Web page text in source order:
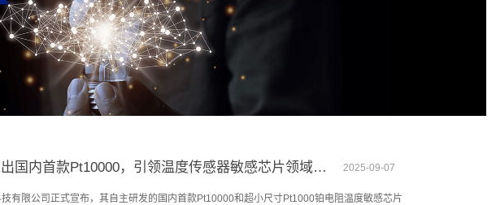
砺芯慧感重磅推出国内首款Pt10000，引领温度传感器敏感芯片领域创新变革 2025-09-07
有限公司正式宣布，其自主研发的国内首款Pt10000和超小尺寸Pt1000铂电阻温度敏感芯片